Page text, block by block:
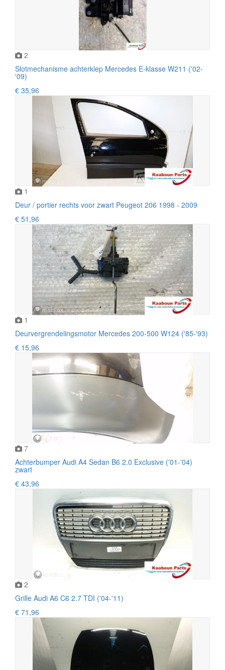
2
Slotmechanisme achterklep Mercedes E-klasse W211 ('02-
'09)
€ 35,96
1
Deur / portier rechts voor zwart Peugeot 206 1998 - 2009
€ 51,96
1
Deurvergrendelingsmotor Mercedes 200-500 W124 ('85-'93)
€ 15,96
7
Achterbumper Audi A4 Sedan B6 2.0 Exclusive ('01-'04)
zwart
€ 43,96
2
Grille Audi A6 C6 2.7 TDI ('04-'11)
€ 71,96